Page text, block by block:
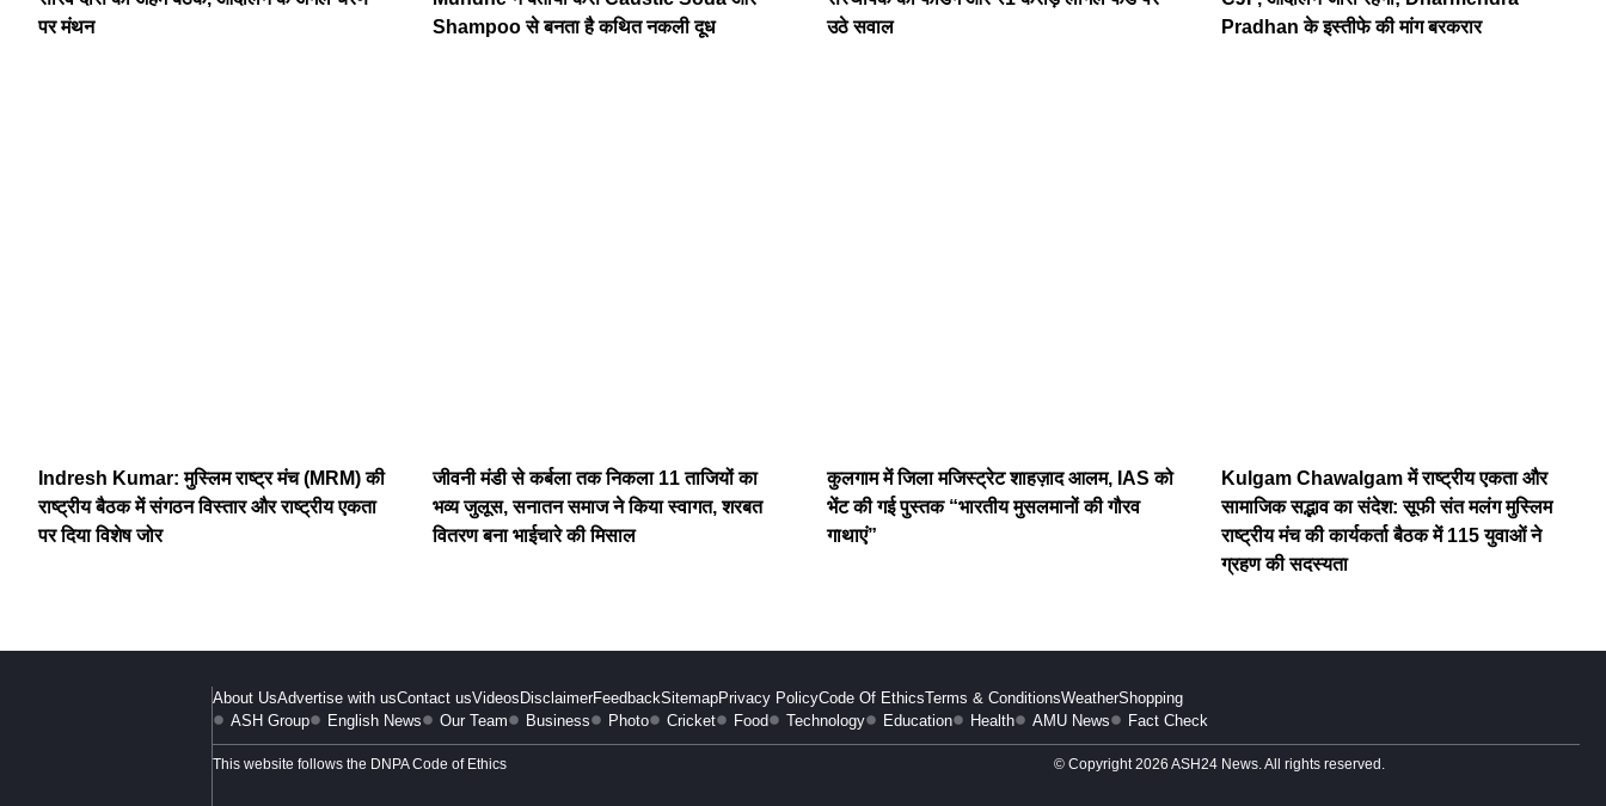
पर मंथन
Shampoo से बनता है कथित नकली दूध
उठे सवाल
Pradhan के इस्तीफे की मांग बरकरार
Indresh Kumar: मुस्लिम राष्ट्र मंच (MRM) की
राष्ट्रीय बैठक में संगठन विस्तार और राष्ट्रीय एकता
पर दिया विशेष जोर
जीवनी मंडी से कर्बला तक निकला 11 ताजियों का
भव्य जुलूस, सनातन समाज ने किया स्वागत, शरबत
वितरण बना भाईचारे की मिसाल
कुलगाम में जिला मजिस्ट्रेट शाहज़ाद आलम, IAS को
भेंट की गई पुस्तक “भारतीय मुसलमानों की गौरव
गाथाएं”
Kulgam Chawalgam में राष्ट्रीय एकता और
सामाजिक सद्भाव का संदेश: सूफी संत मलंग मुस्लिम
राष्ट्रीय मंच की कार्यकर्ता बैठक में 115 युवाओं ने
ग्रहण की सदस्यता
About UsAdvertise with usContact usVideos DisclaimerFeedbackSitemapPrivacy PolicyCode Of EthicsTerms & ConditionsWeatherShopping
ASH Group
English News Our Team Business Photo Cricket Food Technology Education Health AMU News Fact Check
This website follows the DNPA Code of Ethics © Copyright 2026 ASH24 News. All rights reserved.